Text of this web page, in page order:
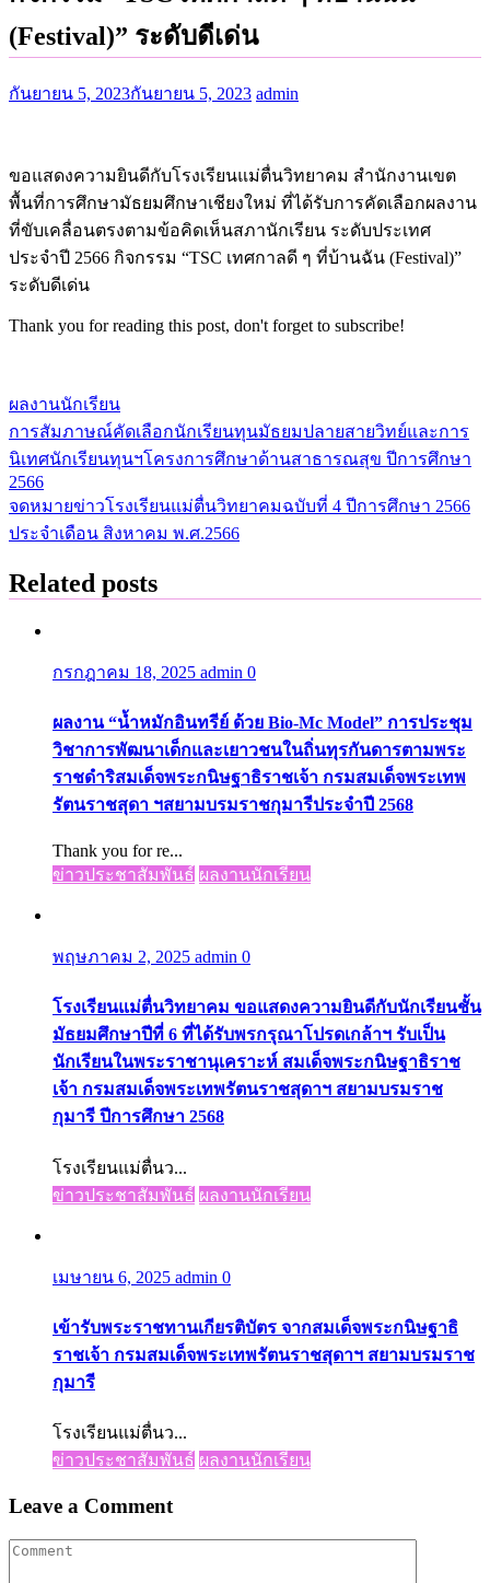
(Festival)” ระดับดีเด่น
กันยายน 5, 2023กันยายน 5, 2023 admin
ขอแสดงความยินดีกับโรงเรียนแม่ตื่นวิทยาคม สำนักงานเขต
พื้นที่การศึกษามัธยมศึกษาเชียงใหม่ ที่ได้รับการคัดเลือกผลงาน
ที่ขับเคลื่อนตรงตามข้อคิดเห็นสภานักเรียน ระดับประเทศ
ประจำปี 2566 กิจกรรม “TSC เทศกาลดี ๆ ที่บ้านฉัน (Festival)”
ระดับดีเด่น
Thank you for reading this post, don't forget to subscribe!
ผลงานนักเรียน
แนะแนว
เรื่อง
การสัมภาษณ์คัดเลือกนักเรียนทุนมัธยมปลายสายวิทย์และการ
นิเทศนักเรียนทุนฯโครงการศึกษาด้านสาธารณสุข ปีการศึกษา
2566
จดหมายข่าวโรงเรียนแม่ตื่นวิทยาคมฉบับที่ 4 ปีการศึกษา 2566
ประจำเดือน สิงหาคม พ.ศ.2566
Related posts
กรกฎาคม 18, 2025 admin 0
ผลงาน “น้ำหมักอินทรีย์ ด้วย Bio-Mc Model” การประชุม
วิชาการพัฒนาเด็กและเยาวชนในถิ่นทุรกันดารตามพระ
ราชดำริสมเด็จพระกนิษฐาธิราชเจ้า กรมสมเด็จพระเทพ
รัตนราชสุดา ฯสยามบรมราชกุมารีประจำปี 2568
Thank you for re...
ข่าวประชาสัมพันธ์ ผลงานนักเรียน
พฤษภาคม 2, 2025 admin 0
โรงเรียนแม่ตื่นวิทยาคม ขอแสดงความยินดีกับนักเรียนชั้น
มัธยมศึกษาปีที่ 6 ที่ได้รับพรกรุณาโปรดเกล้าฯ รับเป็น
นักเรียนในพระราชานุเคราะห์ สมเด็จพระกนิษฐาธิราช
เจ้า กรมสมเด็จพระเทพรัตนราชสุดาฯ สยามบรมราช
กุมารี ปีการศึกษา 2568
โรงเรียนแม่ตื่นว...
ข่าวประชาสัมพันธ์ ผลงานนักเรียน
เมษายน 6, 2025 admin 0
เข้ารับพระราชทานเกียรติบัตร จากสมเด็จพระกนิษฐาธิ
ราชเจ้า กรมสมเด็จพระเทพรัตนราชสุดาฯ สยามบรมราช
กุมารี
โรงเรียนแม่ตื่นว...
ข่าวประชาสัมพันธ์ ผลงานนักเรียน
Leave a Comment